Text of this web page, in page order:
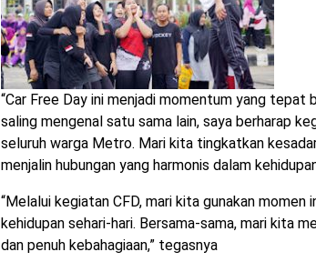
“Car Free Day ini menjadi momentum yang
saling mengenal satu sama lain, saya berharap
seluruh warga Metro. Mari kita tingkatkan
menjalin hubungan yang harmonis dalam
“Melalui kegiatan CFD, mari kita gunakan
kehidupan sehari-hari. Bersama-sama, mari kita
dan penuh kebahagiaan,” tegasnya